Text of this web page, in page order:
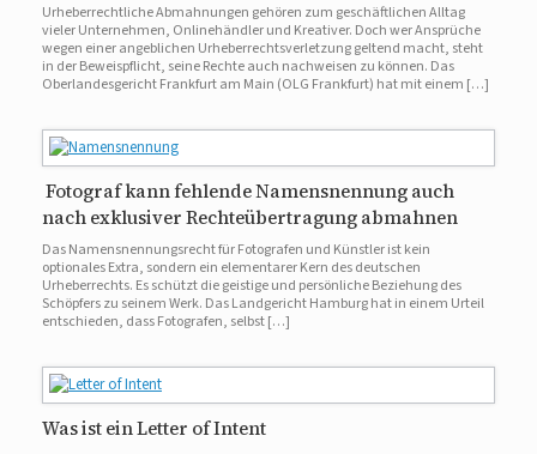
Urheberrechtliche Abmahnungen gehören zum geschäftlichen Alltag
vieler Unternehmen, Onlinehändler und Kreativer. Doch wer Ansprüche
wegen einer angeblichen Urheberrechtsverletzung geltend macht, steht
in der Beweispflicht, seine Rechte auch nachweisen zu können. Das
Oberlandesgericht Frankfurt am Main (OLG Frankfurt) hat mit einem […]
Fotograf kann fehlende Namensnennung auch
nach exklusiver Rechteübertragung abmahnen
Das Namensnennungsrecht für Fotografen und Künstler ist kein
optionales Extra, sondern ein elementarer Kern des deutschen
Urheberrechts. Es schützt die geistige und persönliche Beziehung des
Schöpfers zu seinem Werk. Das Landgericht Hamburg hat in einem Urteil
entschieden, dass Fotografen, selbst […]
Was ist ein Letter of Intent